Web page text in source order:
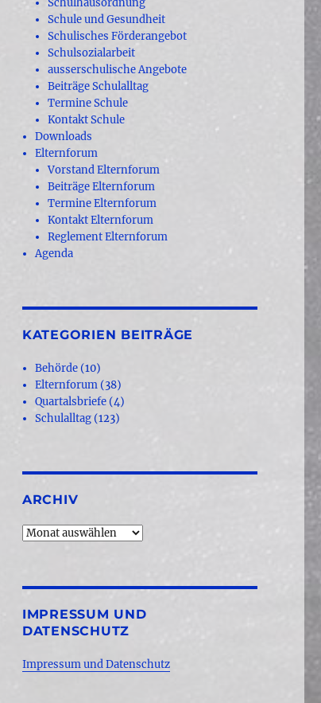
Schule und Gesundheit
Schulisches Förderangebot
Schulsozialarbeit
ausserschulische Angebote
Beiträge Schulalltag
Termine Schule
Kontakt Schule
Downloads
Elternforum
Vorstand Elternforum
Beiträge Elternforum
Termine Elternforum
Kontakt Elternforum
Reglement Elternforum
Agenda
KATEGORIEN BEITRÄGE
Behörde (10)
Elternforum (38)
Quartalsbriefe (4)
Schulalltag (123)
ARCHIV
Archiv
IMPRESSUM UND
DATENSCHUTZ
Impressum und Datenschutz